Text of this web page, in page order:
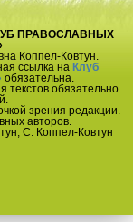
ПРАВОСЛАВНЫХ
Коппел-Ковтун.
ссылка на Клуб
обязательна.
текстов обязательно
зрения редакции.
авторов.
С. Коппел-Ковтун